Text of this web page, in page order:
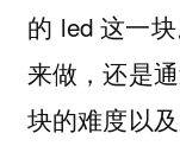
的 led 这一
来做，还是
块的难度以